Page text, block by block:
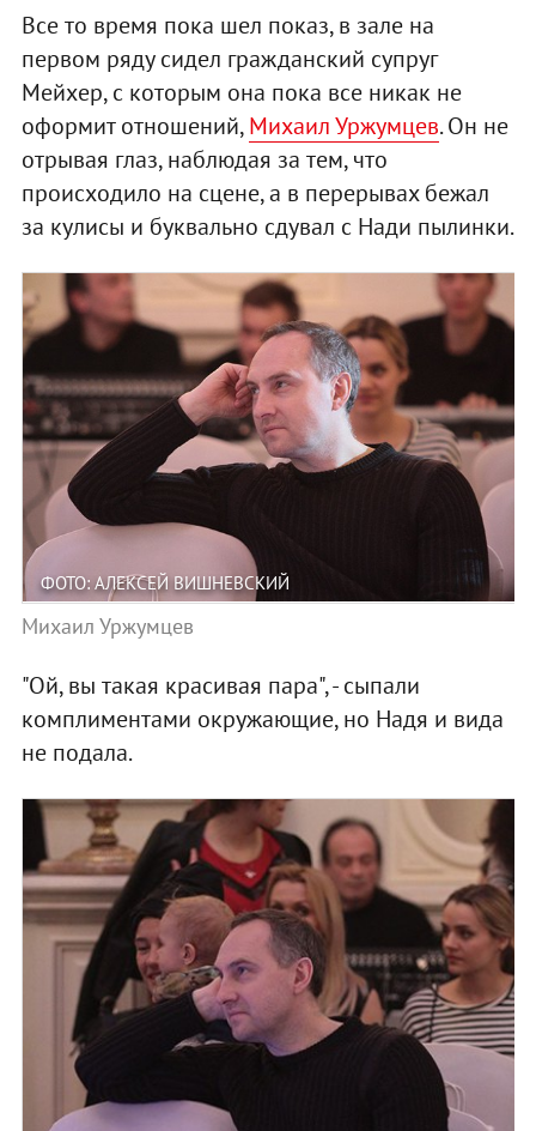
Все то время пока шел показ, в зале на
первом ряду сидел гражданский супруг
Мейхер, с которым она пока все никак не
оформит отношений,Михаил Уржумцев. Он не
отрывая глаз, наблюдая за тем, что
происходило на сцене, а в перерывах бежал
за кулисы и буквально сдувал с Нади пылинки.
ФОТО: АЛЕКСЕЙ ВИШНЕВСКИЙ
Михаил Уржумцев
"Ой, вы такая красивая пара", - сыпали
комплиментами окружающие, но Надя и вида
не подала.